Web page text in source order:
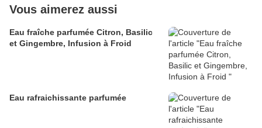
Vous aimerez aussi
Eau fraîche parfumée Citron, Basilic
et Gingembre, Infusion à Froid
Eau rafraichissante parfumée